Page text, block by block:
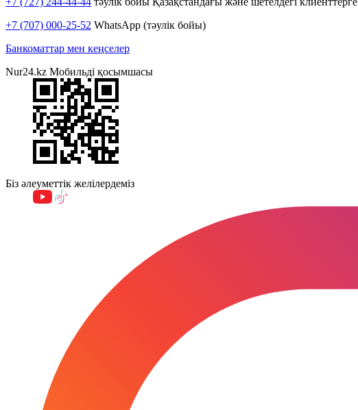
+7 (707) 000-25-52 WhatsApp (тәулік бойы)
Банкоматтар мен кеңселер
Nur24.kz Мобильді қосымшасы
Біз әлеуметтік желілердеміз